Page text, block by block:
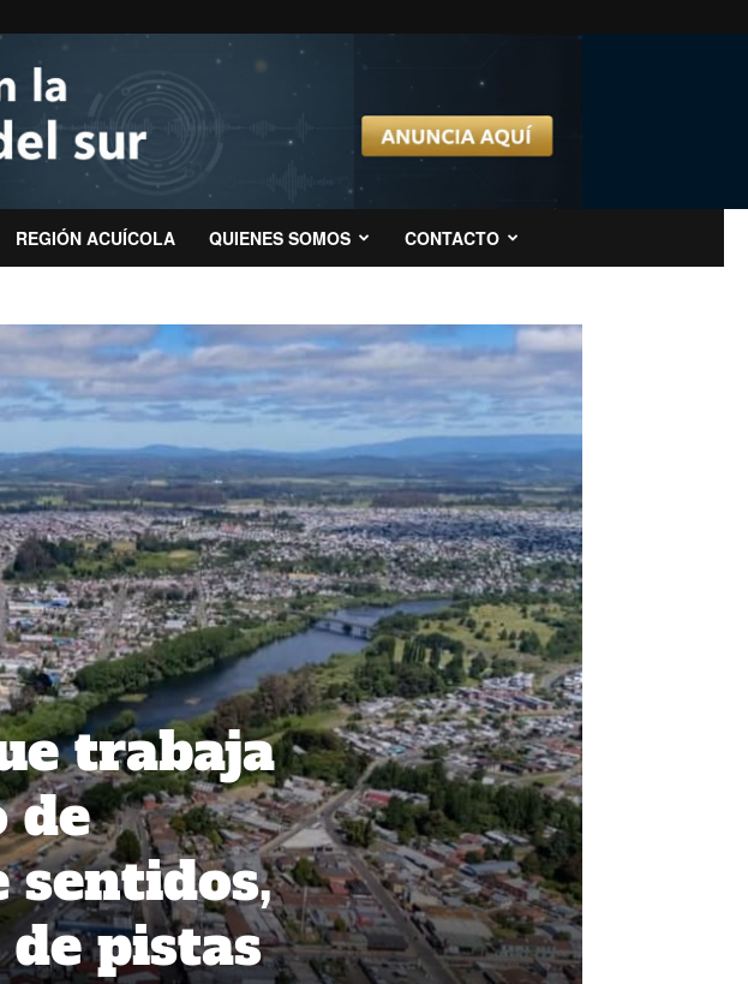
REGIÓN ACUÍCOLA QUIENES SOMOS CONTACTO
trabaja
de
sentidos,
pistas